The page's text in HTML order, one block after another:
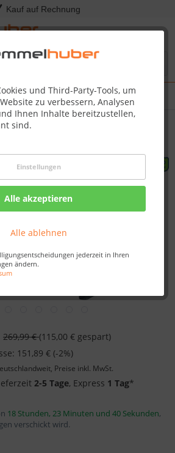
Kauf auf Rechnung
und Third-Party-Tools, um
zu verbessern, Analysen
Ihnen Inhalte bereitzustellen,
sind.
Einstellungen
Alle akzeptieren
Alle ablehnen
jederzeit in Ihren
ändern.
2,30 m
m
269,99 €(115,00 € gespart)
151,89 € (-2%)
Preise inkl. MwSt.
2-5 Tage, Express 1 Tag*
18 Stunden, 23 Minuten und 40 Sekunden,
verschickt wird.